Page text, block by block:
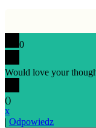
0
Would love your
()
x
| Odpowiedz